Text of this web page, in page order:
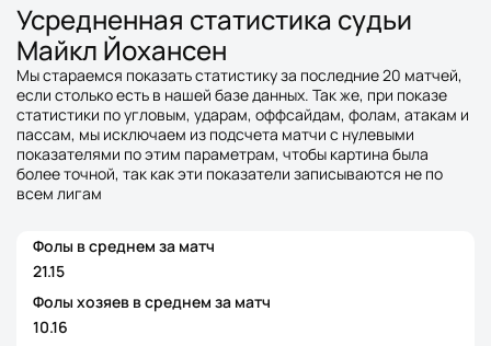
Усредненная статистика судьи
Майкл Йохансен
Мы стараемся показать статистику за последние 20 матчей,
если столько есть в нашей базе данных. Так же, при показе
статистики по угловым, ударам, оффсайдам, фолам, атакам и
пассам, мы исключаем из подсчета матчи с нулевыми
показателями по этим параметрам, чтобы картина была
более точной, так как эти показатели записываются не по
всем лигам
Фолы в среднем за матч
21.15
Фолы хозяев в среднем за матч
10.16